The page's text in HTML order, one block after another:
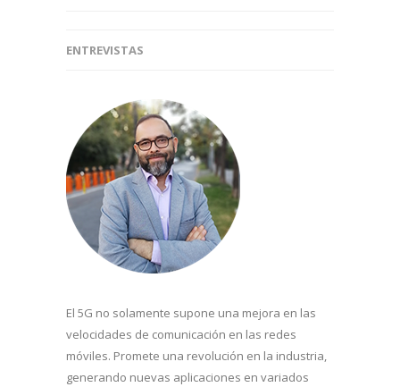
ENTREVISTAS
El 5G no solamente supone una mejora en las
velocidades de comunicación en las redes
móviles. Promete una revolución en la industria,
generando nuevas aplicaciones en variados